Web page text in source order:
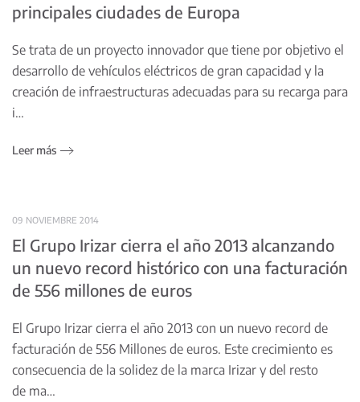
principales ciudades de Europa
Se trata de un proyecto innovador que tiene por objetivo el
desarrollo de vehículos eléctricos de gran capacidad y la
creación de infraestructuras adecuadas para su recarga para
i…
Leer más
09 NOVIEMBRE 2014
El Grupo Irizar cierra el año 2013 alcanzando
un nuevo record histórico con una facturación
de 556 millones de euros
El Grupo Irizar cierra el año 2013 con un nuevo record de
facturación de 556 Millones de euros. Este crecimiento es
consecuencia de la solidez de la marca Irizar y del resto
de ma…